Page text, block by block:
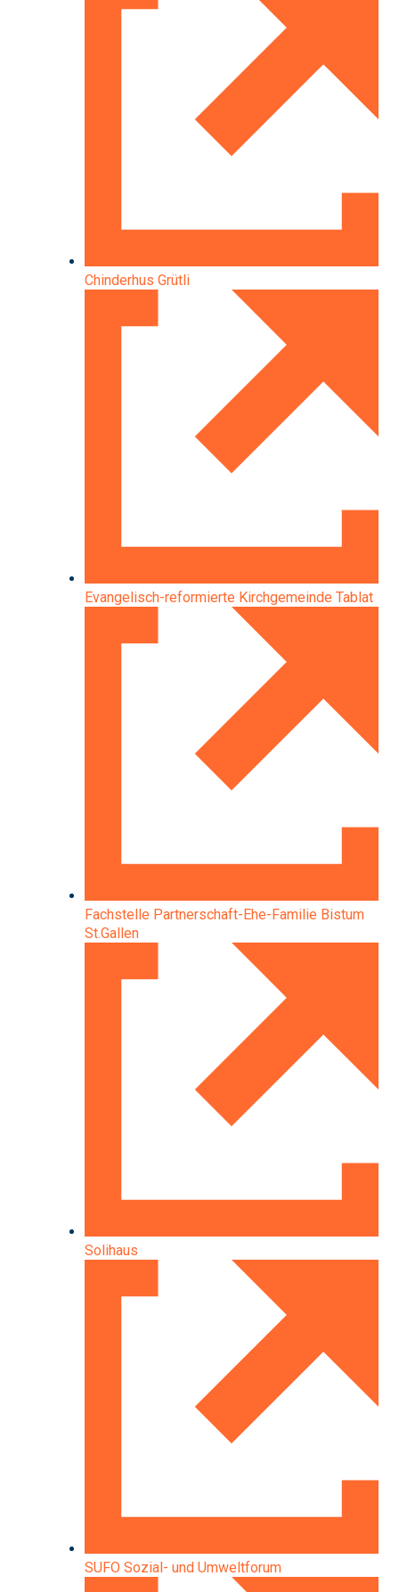
Chinderhus Grütli
Evangelisch-reformierte Kirchgemeinde Tablat
Fachstelle Partnerschaft-Ehe-Familie Bistum
St.Gallen
Solihaus
SUFO Sozial- und Umweltforum